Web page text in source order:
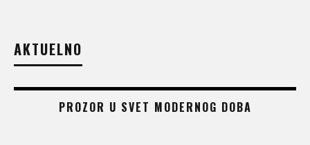
AKTUELNO
PROZOR U SVET MODERNOG DOBA